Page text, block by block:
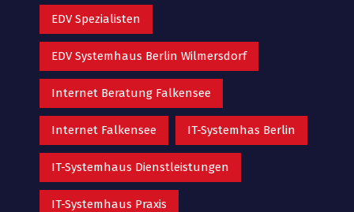
EDV Spezialisten
EDV Systemhaus Berlin Wilmersdorf
Internet Beratung Falkensee
Internet Falkensee IT-Systemhas Berlin
IT-Systemhaus Dienstleistungen
IT-Systemhaus Praxis